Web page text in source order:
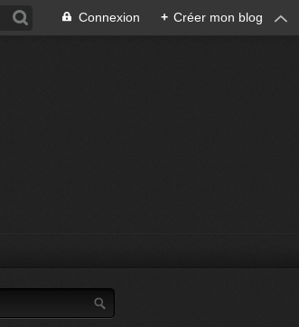
Connexion + Créer mon blog